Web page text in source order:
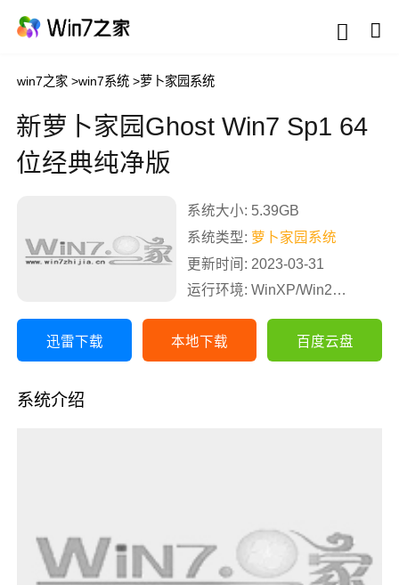
win7之家 >win7系统 >萝卜家园系统
新萝卜家园Ghost Win7 Sp1 64
位经典纯净版
系统大小: 5.39GB
系统类型: 萝卜家园系统
更新时间: 2023-03-31
运行环境: WinXP/Win2003/Win2000/Vista/Win7/Win8
迅雷下载 本地下载 百度云盘
系统介绍